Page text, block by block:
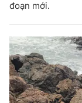
đoạn mới.